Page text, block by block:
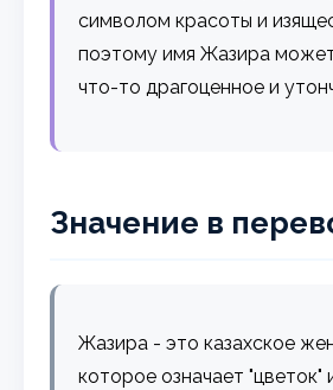
символом красоты и
поэтому имя Жазира
что-то драгоценное и
Значение в
Жазира - это казахское
которое означает "цветок"